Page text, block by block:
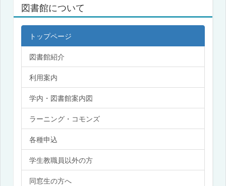
図書館について
トップページ
図書館紹介
利用案内
学内・図書館案内図
ラーニング・コモンズ
各種申込
学生教職員以外の方
同窓生の方へ